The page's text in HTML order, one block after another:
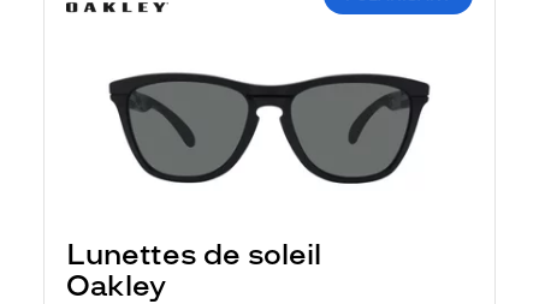
Lunettes de soleil
Oakley